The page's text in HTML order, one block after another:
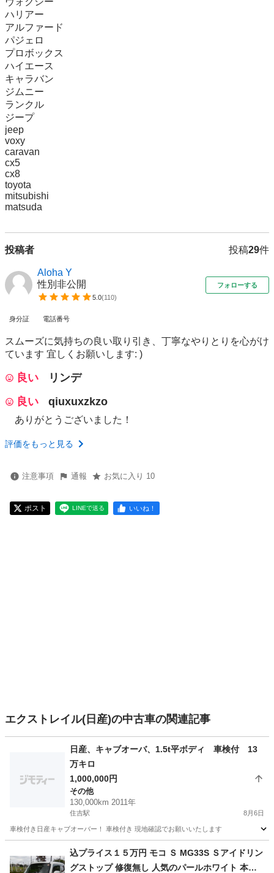
ハリアー
アルファード
パジェロ
プロボックス
ハイエース
キャラバン
ジムニー
ランクル
ジープ
jeep
voxy
caravan
cx5
cx8
toyota
mitsubishi
matsuda
投稿者 投稿29件
Aloha Y
性別非公開
5.0(110)
フォローする
身分証 電話番号
スムーズに気持ちの良い取り引き、丁寧なやりとりを心がけ
ています 宜しくお願いします: )
良い
リンデ
良い
qiuxuxzkzo
ありがとうございました！
評価をもっと見る
注意事項 通報 お気に入り 10
ポスト LINEで送る いいね！
エクストレイル(日産)の中古車の関連記事
日産、キャブオーバ、1.5t平ボディ 車検付 13
万キロ
1,000,000円
その他
130,000km 2011年
住吉駅 8月6日
車検付き日産キャブオーバー！ 車検付き 現地確認でお願いいたします
住吉駅 その他 キャブオーバ
込プライス１５万円 モコ Ｓ MG33S Ｓアイドリン
グストップ 修復無し 人気のパールホワイト 本車